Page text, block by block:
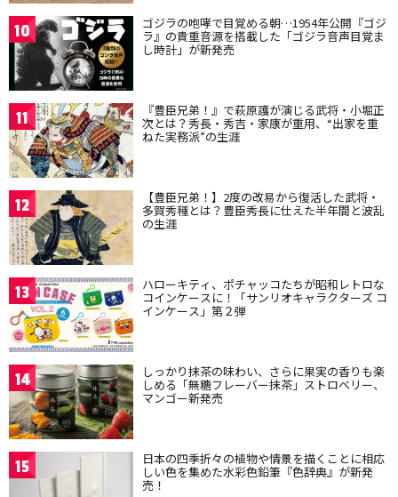
10 ゴジラの咆哮で目覚める朝…1954年公開『ゴジ
ラ』の貴重音源を搭載した「ゴジラ音声目覚ま
し時計」が新発売
11 『豊臣兄弟！』で萩原護が演じる武将・小堀正
次とは？秀長・秀吉・家康が重用、“出家を重
ねた実務派”の生涯
12 【豊臣兄弟！】2度の改易から復活した武将・
多賀秀種とは？豊臣秀長に仕えた半年間と波乱
の生涯
13 ハローキティ、ポチャッコたちが昭和レトロな
コインケースに！「サンリオキャラクターズ コ
インケース」第２弾
14 しっかり抹茶の味わい、さらに果実の香りも楽
しめる「無糖フレーバー抹茶」ストロベリー、
マンゴー新発売
15 日本の四季折々の植物や情景を描くことに相応
しい色を集めた水彩色鉛筆『色辞典』が新発
売！